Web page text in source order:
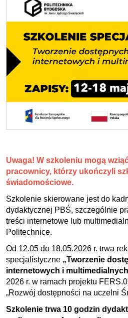
Uwaga! W szkoleniu mogą
pracownicy, którzy ukończyli
świadomościowe.
Szkolenie skierowane jest do
dydaktycznej PBŚ, szczególnie
treści internetowe lub
Politechnice.
Od 12.05 do 18.05.2026 r. trwa
specjalistyczne „Tworzenie
internetowych i
2026 r. w ramach projektu
„Rozwój dostępności na uczelni
Szkolenie trwa 10 godzin